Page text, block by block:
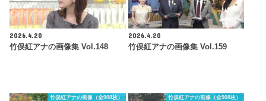
2026.4.20
竹俣紅アナの画像集 Vol.148
2026.4.20
竹俣紅アナの画像集 Vol.159
竹俣紅アナの画像（全908枚） 竹俣紅アナの画像（全908枚）